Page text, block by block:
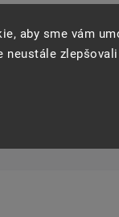
aby sme vám
neustále